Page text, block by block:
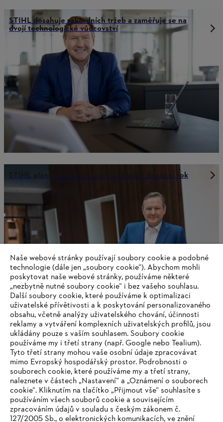
STIHL dosahuje rekordních tržeb a zaměřuje se na
dvojí technologické vůdcovství
STIHL plánuje další růst i přes náročný finanční rok
Výroční zpráva společnosti STIHL za rok 2023
Informace pro dodavatele
Produkty
Kontakt
Kariéra
Systém pro oznamovatele
Naše webové stránky používají soubory cookie a podobné
technologie (dále jen „soubory cookie“). Abychom mohli
poskytovat naše webové stránky, používáme některé
„nezbytně nutné soubory cookie“ i bez vašeho souhlasu.
Další soubory cookie, které používáme k optimalizaci
uživatelské přívětivosti a k poskytování personalizovaného
obsahu, včetně analýzy uživatelského chování, účinnosti
reklamy a vytváření komplexních uživatelských profilů, jsou
ukládány pouze s vaším souhlasem. Soubory cookie
používáme my i třetí strany (např. Google nebo Tealium).
Tyto třetí strany mohou vaše osobní údaje zpracovávat
mimo Evropský hospodářský prostor. Podrobnosti o
souborech cookie, které používáme my a třetí strany,
naleznete v částech „Nastavení“ a „Oznámení o souborech
cookie“. Kliknutím na tlačítko „Přijmout vše“ souhlasíte s
používáním všech souborů cookie a souvisejícím
zpracováním údajů v souladu s českým zákonem č.
127/2005 Sb., o elektronických komunikacích, ve znění